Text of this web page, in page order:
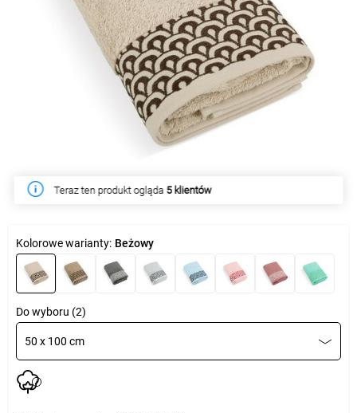
Teraz ten produkt ogląda 5 klientów
Kolorowe warianty: Beżowy
Do wyboru (2)
50 x 100 cm